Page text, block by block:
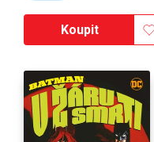
Koupit